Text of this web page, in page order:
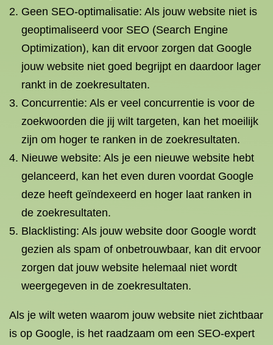
Geen SEO-optimalisatie: Als jouw website niet is
geoptimaliseerd voor SEO (Search Engine
Optimization), kan dit ervoor zorgen dat Google
jouw website niet goed begrijpt en daardoor lager
rankt in de zoekresultaten.
Concurrentie: Als er veel concurrentie is voor de
zoekwoorden die jij wilt targeten, kan het moeilijk
zijn om hoger te ranken in de zoekresultaten.
Nieuwe website: Als je een nieuwe website hebt
gelanceerd, kan het even duren voordat Google
deze heeft geïndexeerd en hoger laat ranken in
de zoekresultaten.
Blacklisting: Als jouw website door Google wordt
gezien als spam of onbetrouwbaar, kan dit ervoor
zorgen dat jouw website helemaal niet wordt
weergegeven in de zoekresultaten.
Als je wilt weten waarom jouw website niet zichtbaar
is op Google, is het raadzaam om een SEO-expert